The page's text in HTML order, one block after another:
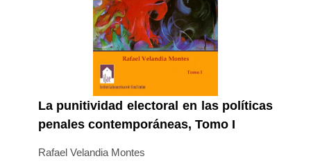
La punitividad electoral en las políticas
penales contemporáneas, Tomo I
Rafael Velandia Montes